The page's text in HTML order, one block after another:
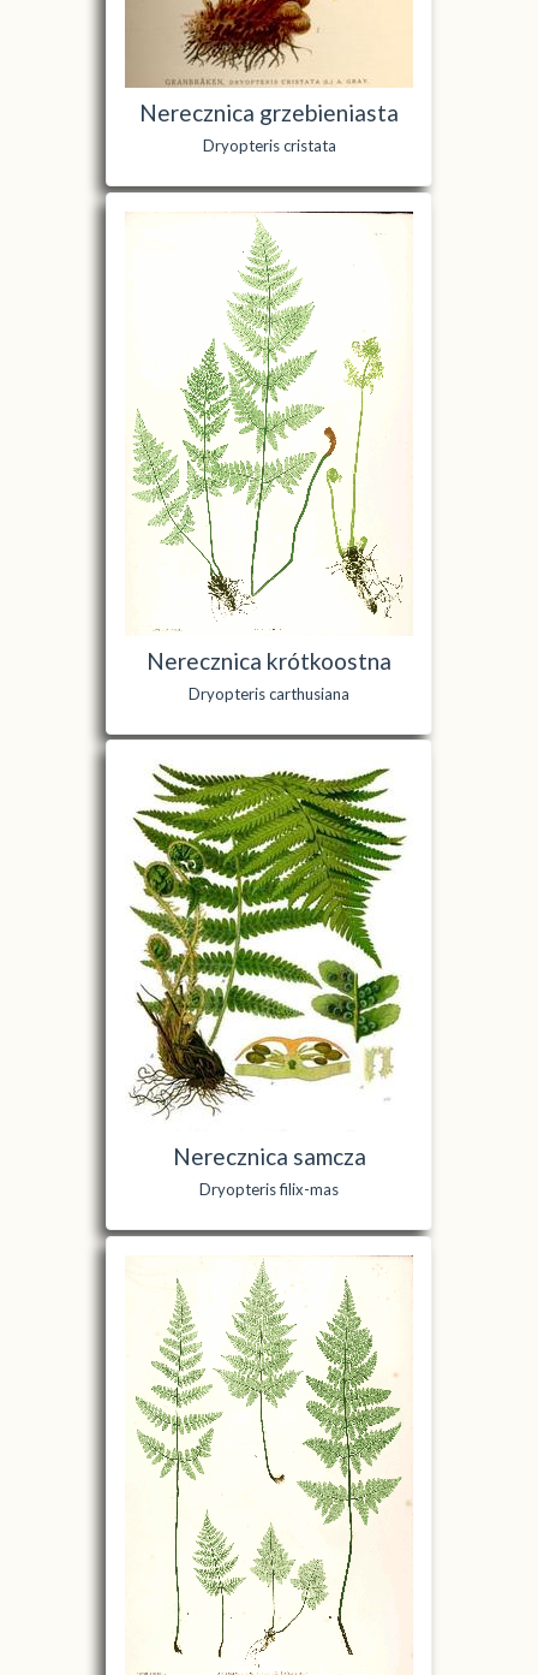
Nerecznica grzebieniasta
Dryopteris cristata
Nerecznica krótkoostna
Dryopteris carthusiana
Nerecznica samcza
Dryopteris filix-mas